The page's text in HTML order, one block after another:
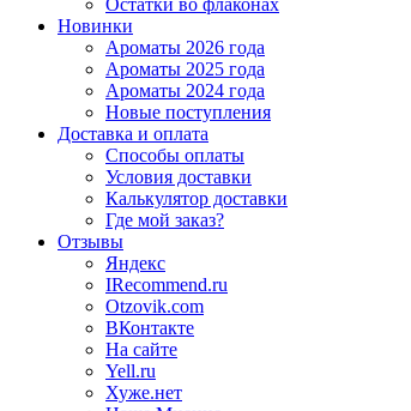
Новинки
Ароматы 2026 года
Ароматы 2025 года
Ароматы 2024 года
Новые поступления
Доставка и оплата
Способы оплаты
Условия доставки
Калькулятор доставки
Где мой заказ?
Отзывы
Яндекс
IRecommend.ru
Otzovik.com
ВКонтакте
На сайте
Yell.ru
Хуже.нет